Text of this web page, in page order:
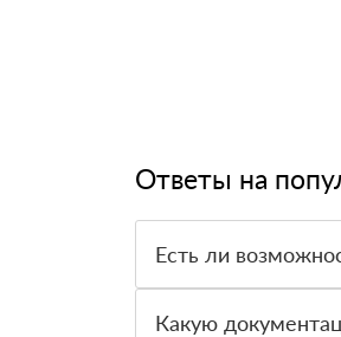
Ответы на
Есть ли
вправе от него
Какую